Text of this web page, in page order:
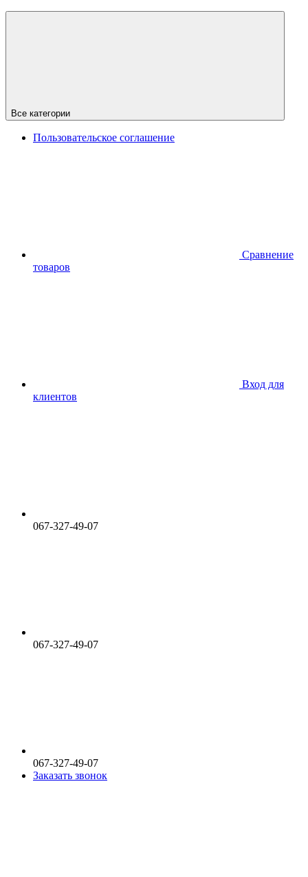
Все категории
Пользовательское соглашение
Сравнение
товаров
Вход для
клиентов
067-327-49-07
067-327-49-07
067-327-49-07
Заказать звонок